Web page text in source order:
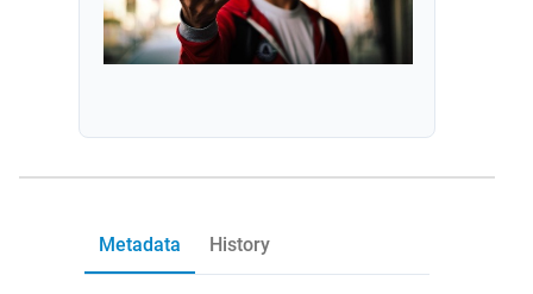
Metadata History